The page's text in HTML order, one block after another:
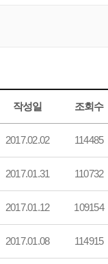
작성일 조회수
2017.02.02 114485
2017.01.31 110732
2017.01.12 109154
2017.01.08 114915